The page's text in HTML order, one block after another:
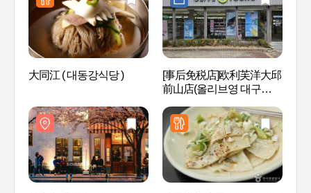
大同江 ( 대동강식당 )
[事后免税店]欧利芙洋大邱
前山店(올리브영 대구앞산